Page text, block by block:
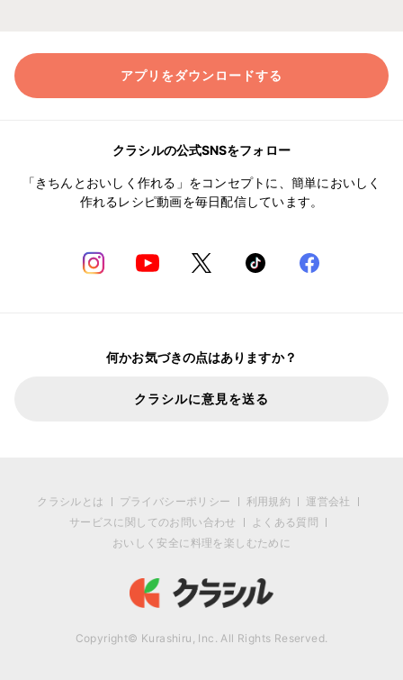
アプリをダウンロードする
クラシルの公式SNSをフォロー
「きちんとおいしく作れる」をコンセプトに、簡単においしく
作れるレシピ動画を毎日配信しています。
何かお気づきの点はありますか？
クラシルに意見を送る
クラシルとは プライバシーポリシー 利用規約
運営会社
サービスに関してのお問い合わせ
よくある質問
おいしく安全に料理を楽しむために
Copyright© Kurashiru, Inc. All Rights Reserved.